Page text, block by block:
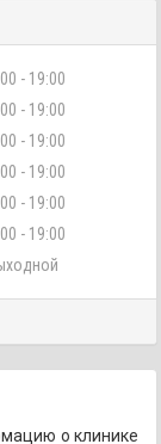
- 19:00
- 19:00
- 19:00
- 19:00
- 19:00
- 19:00
о клинике